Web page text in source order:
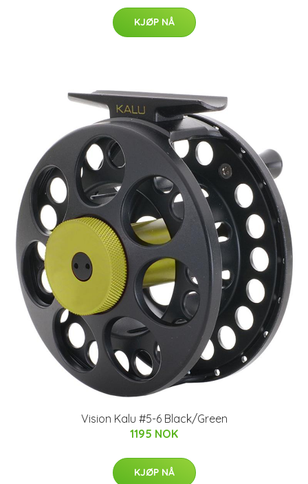
KJØP NÅ
Vision Kalu #5-6 Black/Green
1195 NOK
KJØP NÅ